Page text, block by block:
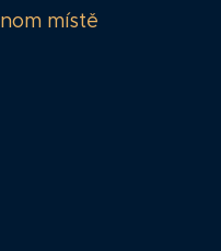
místě